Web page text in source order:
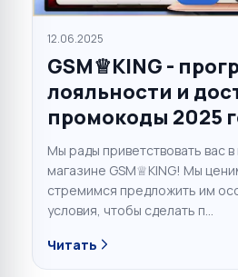
12.06.2025
GSM♕KING -
лояльности и
промокоды 2025
Мы рады приветствовать вас
магазине GSM♕KING! Мы
стремимся предложить им
условия, чтобы сделать п...
Читать